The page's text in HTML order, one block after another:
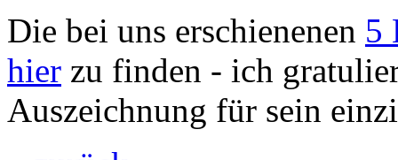
Die bei uns erschienenen 5
hier zu finden - ich
Auszeichnung für sein